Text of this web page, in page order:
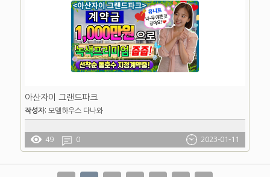
아산자이 그랜드파크
작성자: 모델하우스 다나와
49 0 2023-01-11